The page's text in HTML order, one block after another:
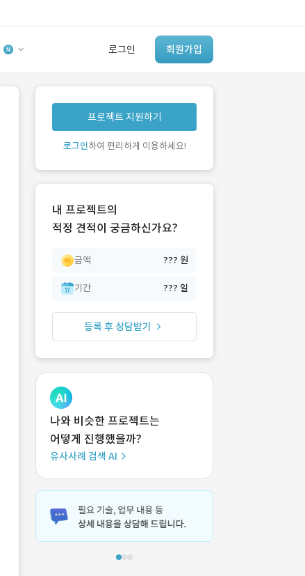
로그인 회원가입
유사사례 검색 AI
‘이런 거’ 만들어본
개발 회사 있어?
프로젝트 지원하기
로그인하여 편리하게 이용하세요!
내 프로젝트의
적정 견적이 궁금하신가요?
금액 ??? 원
기간 ??? 일
등록 후 상담받기
나와 비슷한 프로젝트는
어떻게 진행했을까?
유사사례 검색 AI